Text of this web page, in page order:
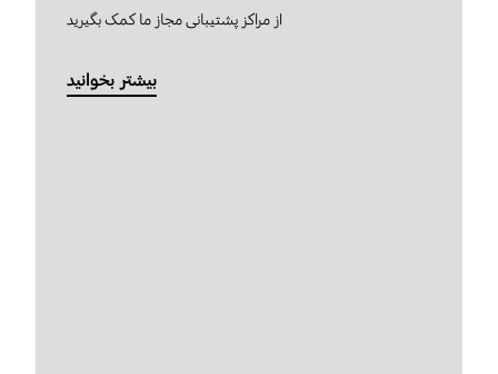
از مراکز پشتیبانی مجاز ما کمک بگیرید
بیشتر بخوانید